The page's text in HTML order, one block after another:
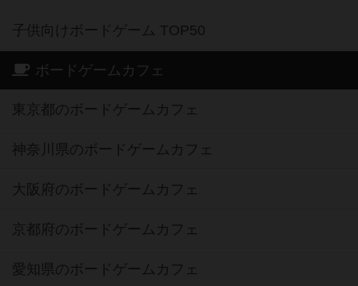
子供向けボードゲーム TOP50
ボードゲームカフェ
東京都のボードゲームカフェ
神奈川県のボードゲームカフェ
大阪府のボードゲームカフェ
京都府のボードゲームカフェ
愛知県のボードゲームカフェ